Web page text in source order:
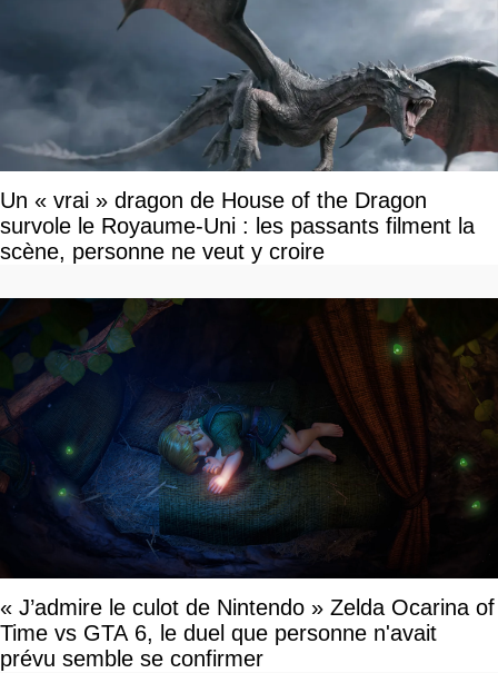
Un « vrai » dragon de House of the Dragon
survole le Royaume-Uni : les passants filment la
scène, personne ne veut y croire
« J’admire le culot de Nintendo » Zelda Ocarina of
Time vs GTA 6, le duel que personne n'avait
prévu semble se confirmer